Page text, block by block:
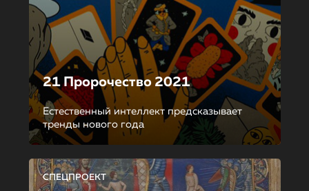
21 Пророчество 2021
Естественный интеллект предсказывает
тренды нового года
СПЕЦПРОЕКТ